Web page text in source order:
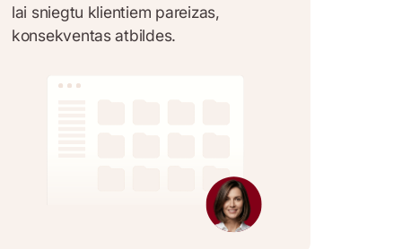
lai sniegtu klientiem pareizas,
konsekventas atbildes.